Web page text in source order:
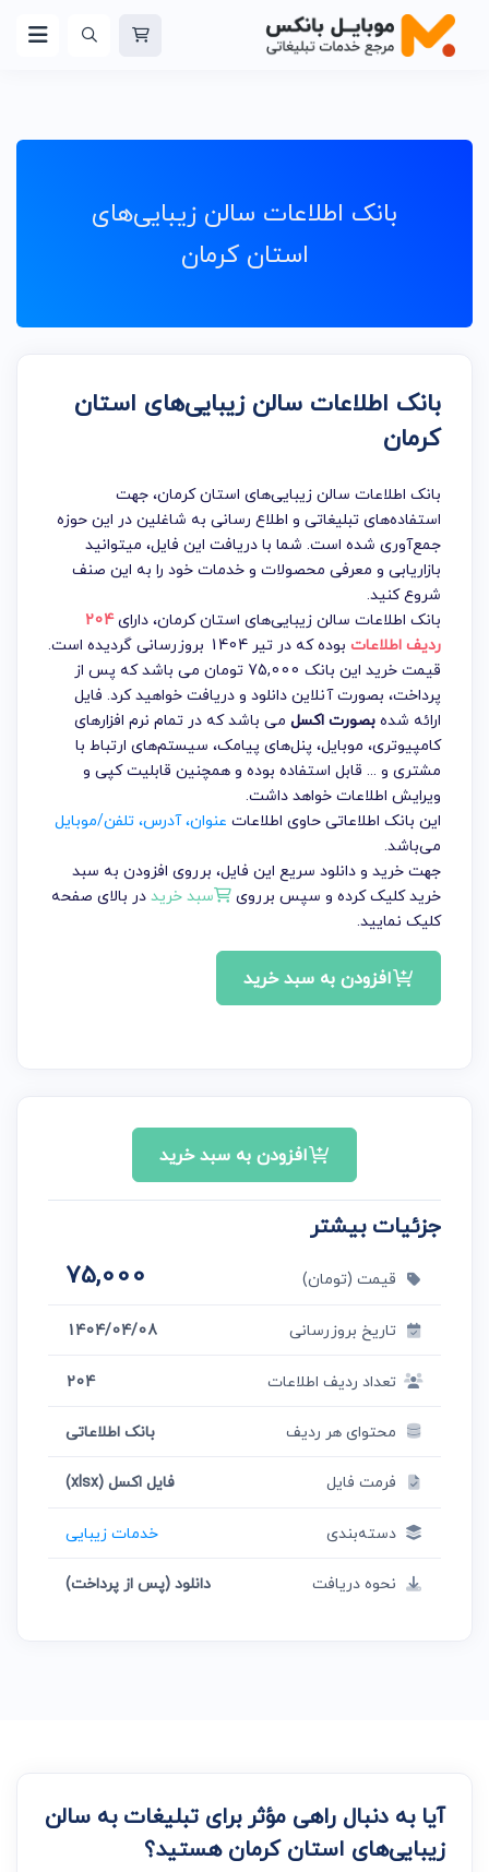
بانک اطلاعات سالن زیبایی‌های
استان کرمان
بانک اطلاعات سالن زیبایی‌های استان
کرمان
بانک اطلاعات سالن زیبایی‌های استان کرمان، جهت
استفاده‌های تبلیغاتی و اطلاع رسانی به شاغلین در این حوزه
جمع‌آوری شده است. شما با دریافت این فایل، میتوانید
بازاریابی و معرفی محصولات و خدمات خود را به این صنف
شروع کنید.
بانک اطلاعات سالن زیبایی‌های استان کرمان، دارای204
ردیف اطلاعات بوده که در تیر 1404 بروزرسانی گردیده است.
قیمت خرید این بانک 75,000 تومان می باشد که پس از
پرداخت، بصورت آنلاین دانلود و دریافت خواهید کرد. فایل
ارائه شدهبصورت اکسل می باشد که در تمام نرم افزارهای
کامپیوتری، موبایل، پنل‌های پیامک، سیستم‌های ارتباط با
مشتری و ... قابل استفاده بوده و همچنین قابلیت کپی و
ویرایش اطلاعات خواهد داشت.
این بانک اطلاعاتی حاوی اطلاعات عنوان، آدرس، تلفن/موبایل
می‌باشد.
جهت خرید و دانلود سریع این فایل، برروی افزودن به سبد
خرید کلیک کرده و سپس برروی
سبد خریددر بالای صفحه
کلیک نمایید.
افزودن به سبد خرید
افزودن به سبد خرید
جزئیات بیشتر
قیمت (تومان) 75,000
تاریخ بروزرسانی
1404/04/08
تعداد ردیف اطلاعات
204
محتوای هر ردیف
بانک اطلاعاتی
فرمت فایل
فایل اکسل (xlsx)
دسته‌بندی
خدمات زیبایی
نحوه دریافت
دانلود (پس از پرداخت)
آیا به دنبال راهی مؤثر برای تبلیغات به سالن
زیبایی‌های استان کرمان هستید؟